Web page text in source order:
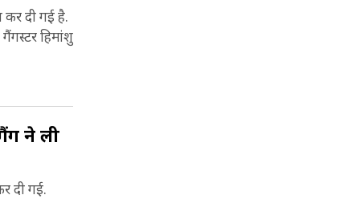
कर दी गई है.
हिमांशु
ने ली
दी गई.